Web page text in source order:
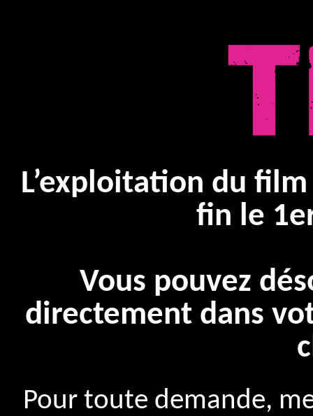
L’exploitation du
fin le
Vous pouvez
directement dans
Pour toute demande,